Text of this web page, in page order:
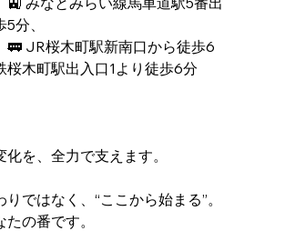
分、
桜木町駅出入口1より徒歩6分
化を、全力で支えます。
ではなく、“ここから始まる”。
の番です。